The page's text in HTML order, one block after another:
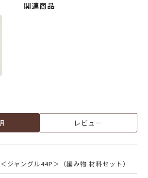
関連商品
レビュー
ジャングル44P＞（編み物 材料セット）